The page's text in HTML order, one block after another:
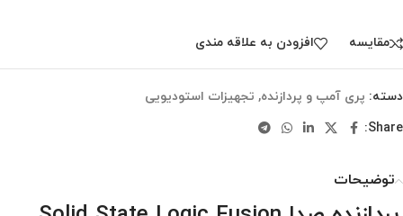
مقایسه افزودن به علاقه مندی
دسته: پری آمپ و پردازنده, تجهیزات استودیویی
Share:
توضیحات